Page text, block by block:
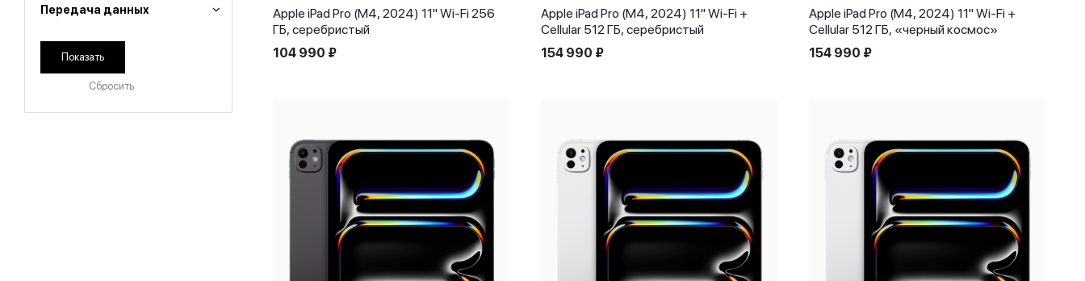
Apple iPad Pro (M4, 2024) 11" Wi-Fi 256
ГБ, серебристый
104 990 ₽
Apple iPad Pro (M4, 2024) 11" Wi-Fi +
Cellular 512 ГБ, серебристый
154 990 ₽
Apple iPad Pro (M4, 2024) 11" Wi-Fi +
Cellular 512 ГБ, «черный космос»
154 990 ₽
Передача данных
Сбросить